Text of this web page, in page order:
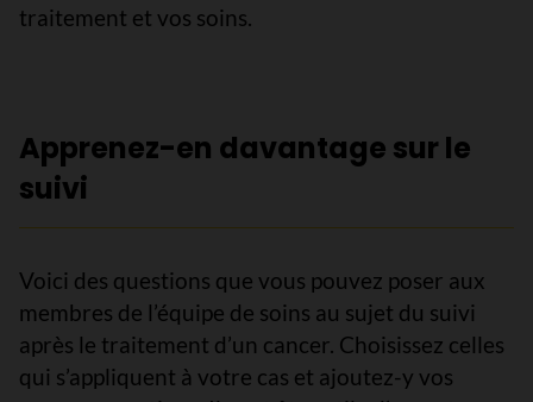
traitement et vos soins.
Apprenez-en davantage sur le
suivi
Voici des questions que vous pouvez poser aux
membres de l’équipe de soins au sujet du suivi
après le traitement d’un cancer. Choisissez celles
qui s’appliquent à votre cas et ajoutez-y vos